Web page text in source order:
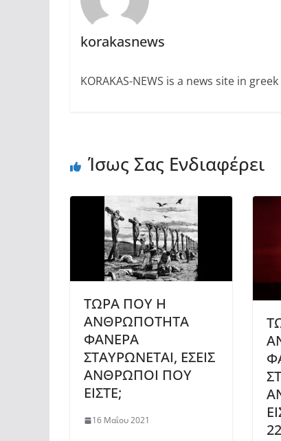
korakasnews
KORAKAS-NEWS is a news site in greek
Ίσως Σας Ενδιαφέρει
ΤΩΡΑ ΠΟΥ Η
ΑΝΘΡΩΠΟΤΗΤΑ
ΦΑΝΕΡΑ
ΣΤΑΥΡΩΝΕΤΑΙ, ΕΣΕΙΣ
ΑΝΘΡΩΠΟΙ ΠΟΥ
ΕΙΣΤΕ;
16 Μαΐου 2021